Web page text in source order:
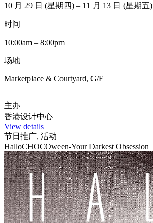
10 月 29 日 (星期四) – 11 月 13 日 (星期五)
时间
10:00am – 8:00pm
场地
Marketplace & Courtyard, G/F
主办
香港设计中心
View details
节日推广, 活动
HalloCHOCOween-Your Darkest Obsession